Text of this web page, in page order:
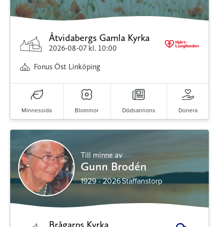
Åtvidabergs Gamla Kyrka
2026-08-07 kl. 10:00
Fonus Öst Linköping
Minnessida Blommor Dödsannons Donera
Till minne av
Gunn Brodén
1929 - 2026Staffanstorp